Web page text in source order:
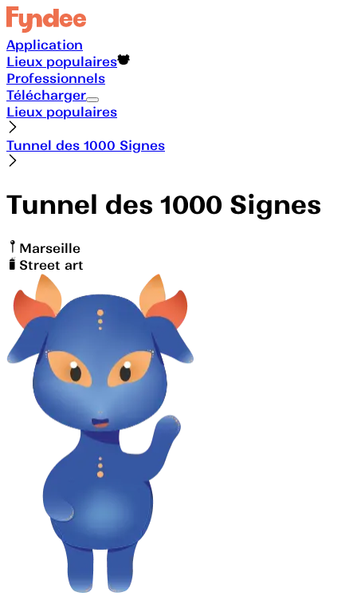
Application
Lieux populaires
Professionnels
Télécharger
Lieux populaires
Tunnel des 1000 Signes
Tunnel des 1000 Signes
Marseille
Street art